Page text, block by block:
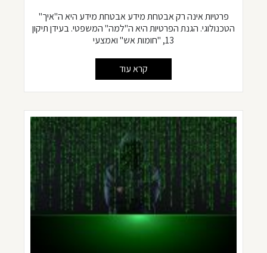
פרטיות אינה רק אבטחת מידע אבטחת מידע היא ה"איך"
הטכנולוגי. הגנת הפרטיות היא ה"למה" המשפטי. בעידן תיקון
13, "חומות אש" ואמצעי
קרא עוד